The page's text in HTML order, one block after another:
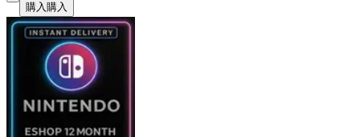
購入購入